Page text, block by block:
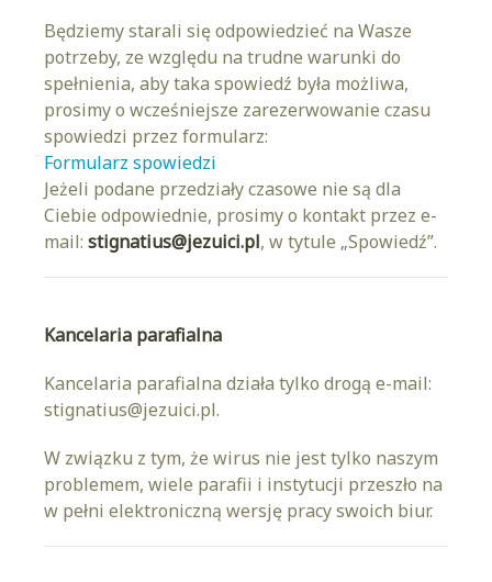
Będziemy starali się odpowiedzieć na Wasze
potrzeby, ze względu na trudne warunki do
spełnienia, aby taka spowiedź była możliwa,
prosimy o wcześniejsze zarezerwowanie czasu
spowiedzi przez formularz:
Formularz spowiedzi
Jeżeli podane przedziały czasowe nie są dla
Ciebie odpowiednie, prosimy o kontakt przez e-
mail: stignatius@jezuici.pl, w tytule „Spowiedź”.
Kancelaria parafialna
Kancelaria parafialna działa tylko drogą e-mail:
stignatius@jezuici.pl.
W związku z tym, że wirus nie jest tylko naszym
problemem, wiele parafii i instytucji przeszło na
w pełni elektroniczną wersję pracy swoich biur.